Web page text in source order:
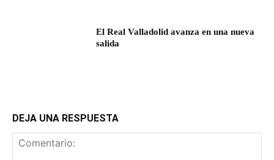
El Real Valladolid avanza en una nueva
salida
DEJA UNA RESPUESTA